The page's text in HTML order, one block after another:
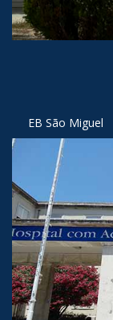
EB São Miguel